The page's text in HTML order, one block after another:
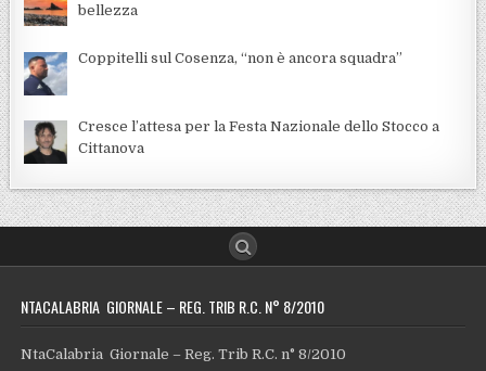
bellezza
Coppitelli sul Cosenza, “non è ancora squadra”
Cresce l’attesa per la Festa Nazionale dello Stocco a
Cittanova
NTACALABRIA GIORNALE – REG. TRIB R.C. N° 8/2010
NtaCalabria Giornale – Reg. Trib R.C. n° 8/2010